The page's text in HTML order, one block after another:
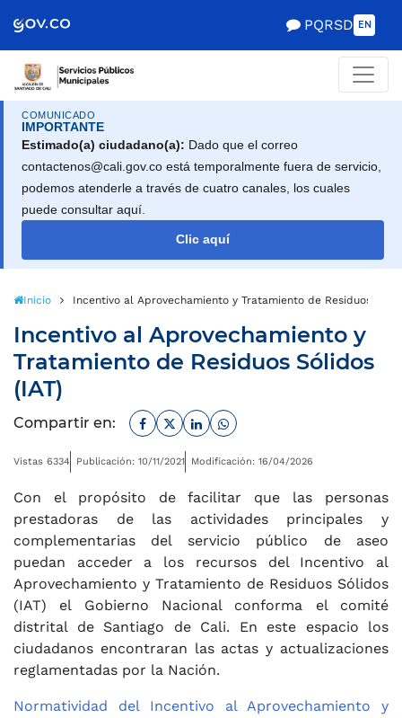
de Gobierno
PQRSD EN
COMUNICADO
IMPORTANTE
Estimado(a) ciudadano(a): Dado que el correo
contactenos@cali.gov.co está temporalmente fuera de servicio,
podemos atenderle a través de cuatro canales, los cuales
puede consultar aquí.
Clic aquí
Inicio Incentivo al Aprovechamiento y Tratamiento de Residuos
Incentivo al Aprovechamiento y
Tratamiento de Residuos Sólidos
(IAT)
Compartir en: Facebook
TwitterLinkedinWhatsapp
Vistas 6334 Publicación: 10/11/2021 Modificación: 16/04/2026
Con el propósito de facilitar que las personas
prestadoras de las actividades principales y
complementarias del servicio público de aseo
puedan acceder a los recursos del Incentivo al
Aprovechamiento y Tratamiento de Residuos Sólidos
(IAT) el Gobierno Nacional conforma el comité
distrital de Santiago de Cali. En este espacio los
ciudadanos encontraran las actas y actualizaciones
reglamentadas por la Nación.
Normatividad del Incentivo al Aprovechamiento y